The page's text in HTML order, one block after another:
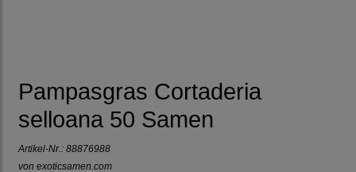
Pampasgras Cortaderia
selloana 50 Samen
Artikel-Nr.: 88876988
von exoticsamen.com